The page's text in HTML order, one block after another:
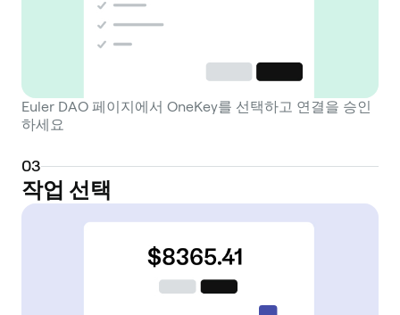
Euler DAO 페이지에서 OneKey를 선택하고 연결을 승인
하세요
03
작업 선택